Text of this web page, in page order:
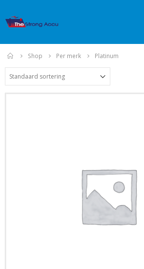
Home
Shop Per merk Platinum